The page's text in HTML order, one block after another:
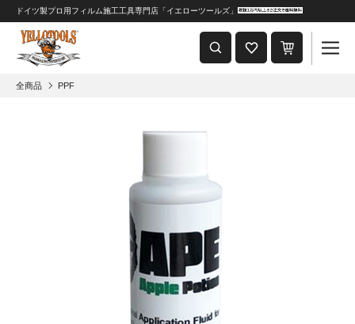
重要なおしらせ
2024年8月1日 価格改定につきまして
ドイツ製プロ用フィルム施工工具専門店「イエローツールズ」
全商品 PPF